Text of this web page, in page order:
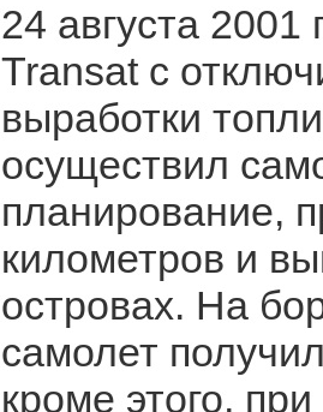
24 августа
Transat с
выработки
осуществил
планирование,
километров и
островах. На
самолет
кроме этого,